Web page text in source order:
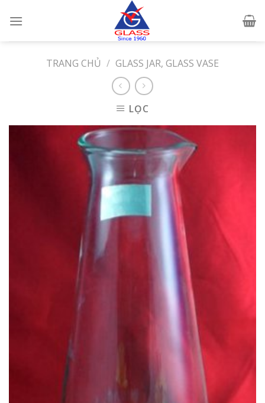
TRANG CHỦ / GLASS JAR, GLASS VASE
LỌC